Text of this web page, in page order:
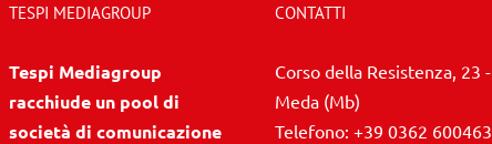
TESPI MEDIAGROUP
Tespi Mediagroup
racchiude un pool di
società di comunicazione
CONTATTI
Corso della Resistenza, 23 -
Meda (Mb)
Telefono: +39 0362 600463